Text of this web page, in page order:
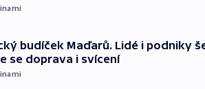
budíček Maďarů. Lidé i podniky
se doprava i svícení